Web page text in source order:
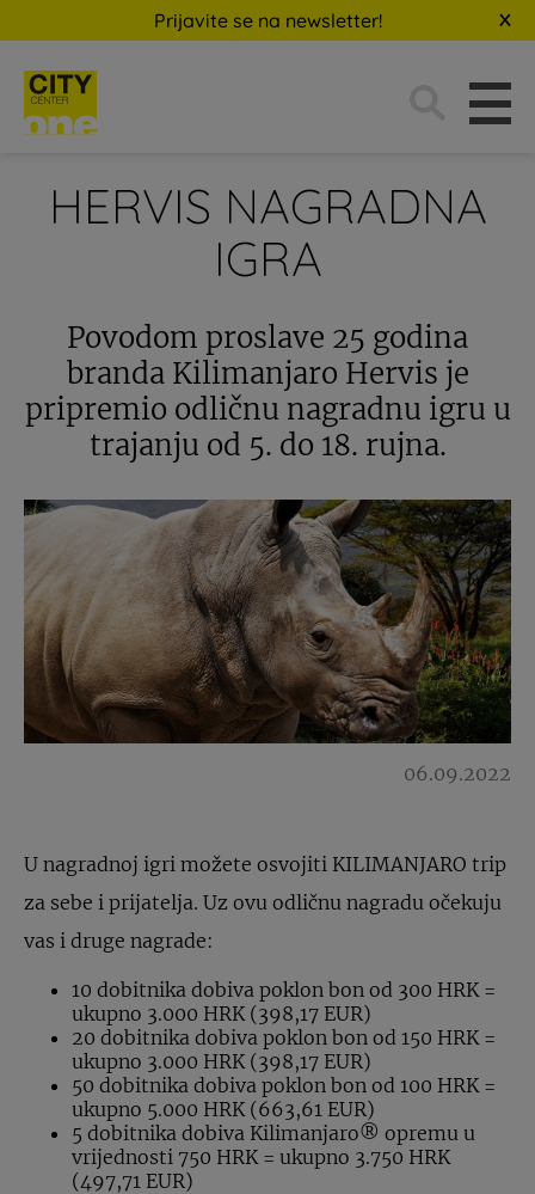
Prijavite se na newsletter!
HERVIS NAGRADNA
IGRA
Povodom proslave 25 godina
branda Kilimanjaro Hervis je
pripremio odličnu nagradnu igru u
trajanju od 5. do 18. rujna.
06.09.2022
U nagradnoj igri možete osvojiti KILIMANJARO trip
za sebe i prijatelja. Uz ovu odličnu nagradu očekuju
vas i druge nagrade:
10 dobitnika dobiva poklon bon od 300 HRK =
ukupno 3.000 HRK (398,17 EUR)
20 dobitnika dobiva poklon bon od 150 HRK =
ukupno 3.000 HRK (398,17 EUR)
50 dobitnika dobiva poklon bon od 100 HRK =
ukupno 5.000 HRK (663,61 EUR)
5 dobitnika dobiva Kilimanjaro® opremu u
vrijednosti 750 HRK = ukupno 3.750 HRK
(497,71 EUR)